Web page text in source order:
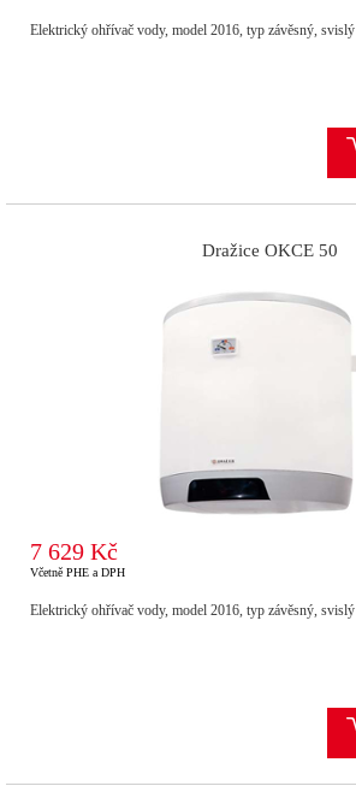
Elektrický ohřívač vody, model 2016, typ závěsný, svislý
Dražice OKCE 50
7 629 Kč
Včetně PHE a DPH
Elektrický ohřívač vody, model 2016, typ závěsný, svislý